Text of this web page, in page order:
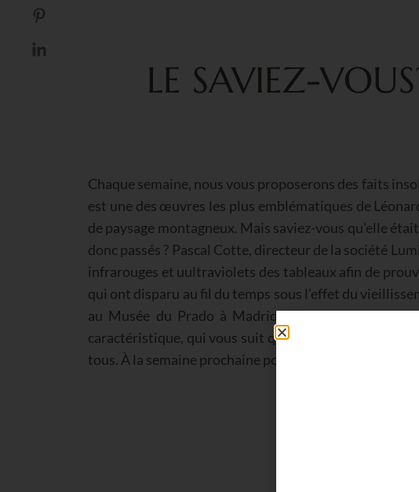
LE SAVIEZ-
Chaque semaine, nous vous proposerons des faits
est une des œuvres les plus emblématiques de
de paysage montagneux. Mais saviez-vous qu’elle
donc passés ? Pascal Cotte, directeur de la société
infrarouges et uultraviolets des tableaux afin de
qui ont disparu au fil du temps sous l’effet du
au Musée du Prado à Madrid, on peut deviner la
caractéristique, qui vous suit quel que soit l’endroit
tous. À la semaine prochaine pour un nouveau fait